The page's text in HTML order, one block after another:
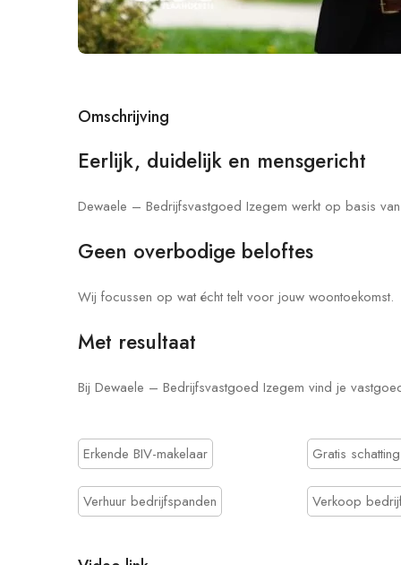
Omschrijving
Eerlijk, duidelijk en mensgericht
Dewaele – Bedrijfsvastgoed Izegem werkt op basis
Geen overbodige beloftes
Wij focussen op wat écht telt voor jouw woontoekomst.
Met resultaat
Bij Dewaele – Bedrijfsvastgoed Izegem vind je
Erkende BIV-makelaar Gratis schatting
Verhuur bedrijfspanden Verkoop